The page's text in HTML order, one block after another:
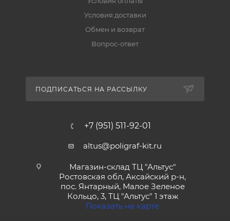
Условия доставки
Обмен и возврат
Вопрос-ответ
ПОДПИСАТЬСЯ НА РАССЫЛКУ
+7 (951) 511-92-01
altus@poligraf-kit.ru
Магазин-склад ТЦ "Альтус"
Ростовская обл, Аксайский р-н,
пос. Янтарный, Малое Зеленое
Кольцо, 3, ТЦ "Альтус" 1 этаж
Показать на карте